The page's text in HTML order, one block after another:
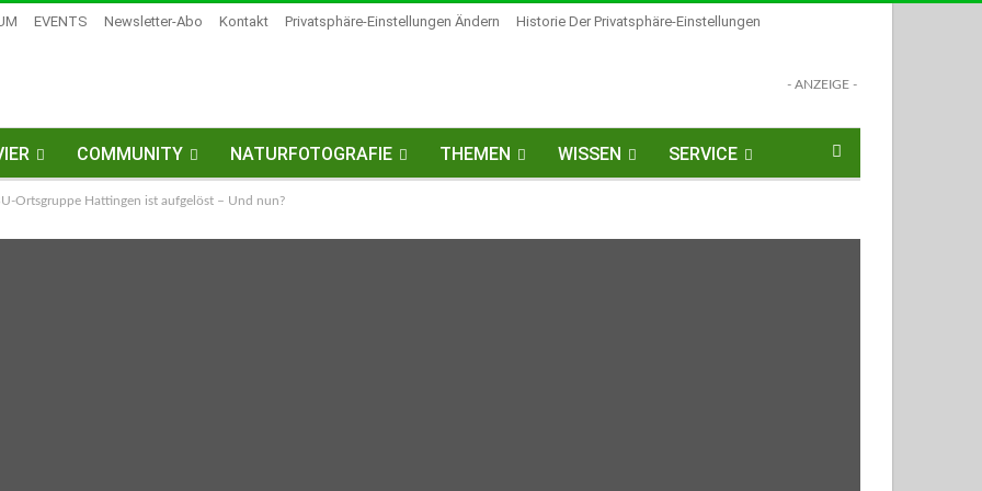
EVENTS Newsletter-Abo Kontakt Privatsphäre-Einstellungen Ändern
Historie Der Privatsphäre-Einstellungen
- ANZEIGE -
COMMUNITY NATURFOTOGRAFIE THEMEN WISSEN SERVICE
Ortsgruppe Hattingen ist aufgelöst – Und nun?